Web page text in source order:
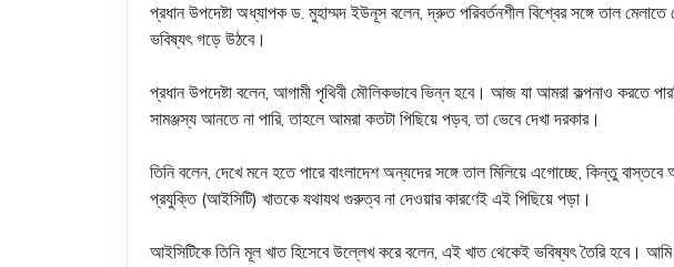
প্রধান উপদেষ্টা অধ্যাপক ড. মুহাম্মদ ইউনূস বলেন, দ্রুত পরিবর্তনশীল বিশ্বের সঙ্গে তাল
ভবিষ্যৎ গড়ে উঠবে।
প্রধান উপদেষ্টা বলেন, আগামী পৃথিবী মৌলিকভাবে ভিন্ন হবে। আজ যা আমরা কল্পনাও করতে
সামঞ্জস্য আনতে না পারি, তাহলে আমরা কতটা পিছিয়ে পড়ব, তা ভেবে দেখা দরকার।
তিনি বলেন, দেখে মনে হতে পারে বাংলাদেশ অন্যদের সঙ্গে তাল মিলিয়ে এগোচ্ছে, কিন্তু
প্রযুক্তি (আইসিটি) খাতকে যথাযথ গুরুত্ব না দেওয়ার কারণেই এই পিছিয়ে পড়া।
আইসিটিকে তিনি মূল খাত হিসেবে উল্লেখ করে বলেন, এই খাত থেকেই ভবিষ্যৎ তৈরি হবে।